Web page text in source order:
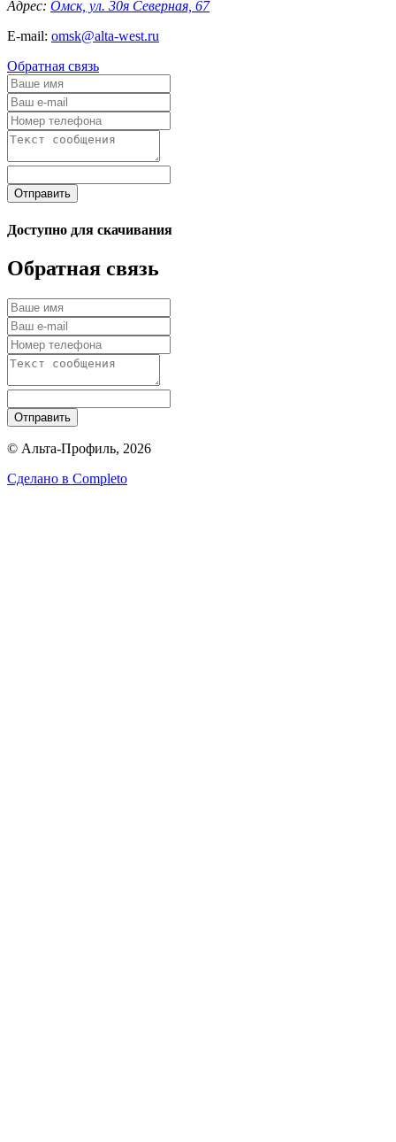
Адрес: Омск, ул. 30я Северная, 67
E-mail: omsk@alta-west.ru
Обратная связь
Отправить
Доступно для скачивания
Обратная связь
Отправить
© Альта-Профиль, 2026
Сделано в Completo